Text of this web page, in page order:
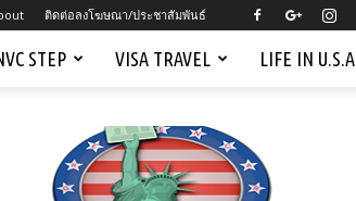
ติดต่อลงโฆษณา/ประชาสัมพันธ์
STEP VISA TRAVEL LIFE IN U.S.A